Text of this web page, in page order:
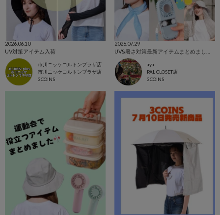
2026.06.10
UV対策アイテム入荷
市川ニッケコルトンプラザ店
市川ニッケコルトンプラザ店
3COINS
2026.07.29
aya
PAL CLOSET店
3COINS